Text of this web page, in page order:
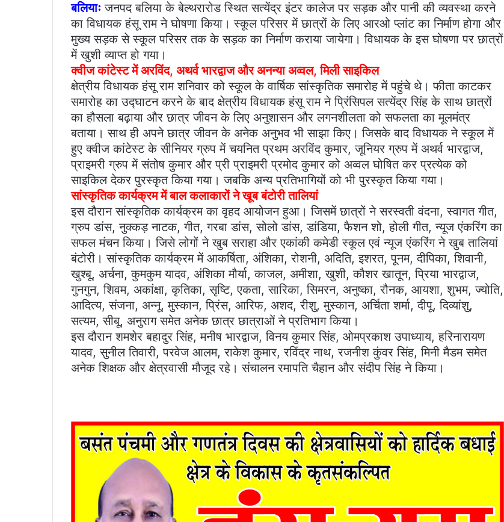
बलियाः जनपद बलिया के बेल्थरारोड स्थित सत्येंद्र इंटर कालेज पर सड़क और पानी की व्यवस्था करने
का विधायक हंसू राम ने घोषणा किया। स्कूल परिसर में छात्रों के लिए आरओ प्लांट का निर्माण होगा और
मुख्य सड़क से स्कूल परिसर तक के सड़क का निर्माण कराया जायेगा। विधायक के इस घोषणा पर छात्रों
में खुशी व्याप्त हो गया।
क्वीज कांटेस्ट में अरविंद, अथर्व भारद्वाज और अनन्या अव्वल, मिली साइकिल
क्षेत्रीय विधायक हंसू राम शनिवार को स्कूल के वार्षिक सांस्कृतिक समारोह में पहुंचे थे। फीता काटकर
समारोह का उद्घाटन करने के बाद क्षेत्रीय विधायक हंसू राम ने प्रिंसिपल सत्येंद्र सिंह के साथ छात्रों
का हौसला बढ़ाया और छात्र जीवन के लिए अनुशासन और लगनशीलता को सफलता का मूलमंत्र
बताया। साथ ही अपने छात्र जीवन के अनेक अनुभव भी साझा किए। जिसके बाद विधायक ने स्कूल में
हुए क्वीज कांटेस्ट के सीनियर ग्रुप में चयनित प्रथम अरविंद कुमार, जूनियर ग्रुप में अथर्व भारद्वाज,
प्राइमरी ग्रुप में संतोष कुमार और प्री प्राइमरी प्रमोद कुमार को अव्वल घोषित कर प्रत्येक को
साइकिल देकर पुरस्कृत किया गया। जबकि अन्य प्रतिभागियों को भी पुरस्कृत किया गया।
सांस्कृतिक कार्यक्रम में बाल कलाकारों ने खूब बंटोरी तालियां
इस दौरान सांस्कृतिक कार्यक्रम का वृहद आयोजन हुआ। जिसमें छात्रों ने सरस्वती वंदना, स्वागत गीत,
ग्रुप डांस, नुक्कड़ नाटक, गीत, गरबा डांस, सोलो डांस, डांडिया, फैशन शो, होली गीत, न्यूज एंकरिंग का
सफल मंचन किया। जिसे लोगों ने खुब सराहा और एकांकी कमेडी स्कूल एवं न्यूज एंकरिंग ने खुब तालियां
बंटोरी। सांस्कृतिक कार्यक्रम में आकर्षिता, अंशिका, रोशनी, अदिति, इशरत, पूनम, दीपिका, शिवानी,
खुश्बू, अर्चना, कुमकुम यादव, अंशिका मौर्या, काजल, अमीशा, खुशी, कौशर खातून, प्रिया भारद्वाज,
गुनगुन, शिवम, अकांक्षा, कृतिका, सृष्टि, एकता, सारिका, सिमरन, अनुष्का, रौनक, आयशा, शुभम, ज्योति,
आदित्य, संजना, अन्नू, मुस्कान, प्रिंस, आरिफ, अशद, रीशु, मुस्कान, अर्चिता शर्मा, दीपू, दिव्यांशु,
सत्यम, सीबू, अनुराग समेत अनेक छात्र छात्राओं ने प्रतिभाग किया।
इस दौरान शमशेर बहादुर सिंह, मनीष भारद्वाज, विनय कुमार सिंह, ओमप्रकाश उपाध्याय, हरिनारायण
यादव, सुनील तिवारी, परवेज आलम, राकेश कुमार, रविंद्र नाथ, रजनीश कुंवर सिंह, मिनी मैडम समेत
अनेक शिक्षक और क्षेत्रवासी मौजूद रहे। संचालन रमापति चैहान और संदीप सिंह ने किया।